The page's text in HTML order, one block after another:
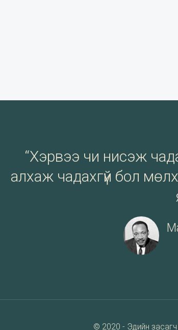
“Хэрвээ чи нисэж
алхаж чадахгүй бол
© 2020 - Эдийн